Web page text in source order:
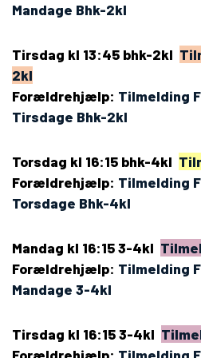
Mandage Bhk-2kl
Tirsdag kl 13:45 bhk-2kl
2kl
Forældrehjælp: Tilmelding
Tirsdage Bhk-2kl
Torsdag kl 16:15 bhk-4kl
Forældrehjælp: Tilmelding
Torsdage Bhk-4kl
Mandag kl 16:15 3-4kl
Forældrehjælp: Tilmelding
Mandage 3-4kl
Tirsdag kl 16:15 3-4kl